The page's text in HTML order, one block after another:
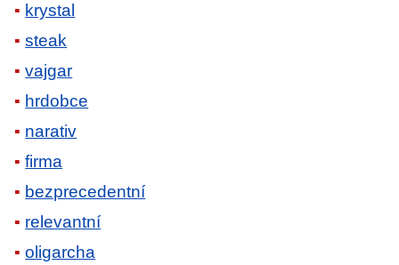
krystal
steak
vajgar
hrdobce
narativ
firma
bezprecedentní
relevantní
oligarcha